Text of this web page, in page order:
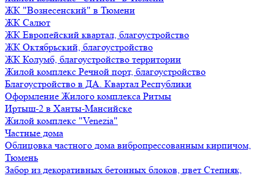
ЖК "Вознесенский" в Тюмени
ЖК Салют
ЖК Европейский квартал, благоустройство
ЖК Октябрьский, благоустройство
ЖК Колумб, благоустройство территории
Жилой комплекс Речной порт, благоустройство
Благоустройство в ДА. Квартал Республики
Оформление Жилого комплекса Ритмы
Иртыш-2 в Ханты-Мансийске
Жилой комплекс "Venezia"
Частные дома
Облицовка частного дома вибропрессованным кирпичом,
Тюмень
Забор из декоративных бетонных блоков, цвет Степняк,